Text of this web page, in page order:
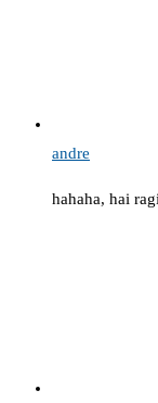
andre
hahaha, hai